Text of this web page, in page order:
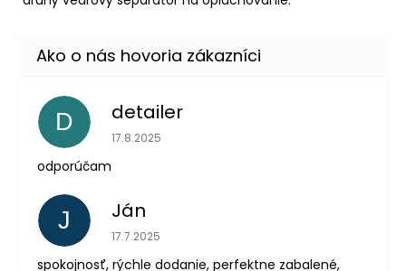
D detailer
Hodnotenie obchodu je 5 z 5 hviezdičiek.
17.8.2025
odporúčam
J Ján
Hodnotenie obchodu je 5 z 5 hviezdičiek.
17.7.2025
spokojnosť, rýchle dodanie, perfektne zabalené,